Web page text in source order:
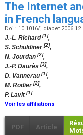
The Internet
in French
Doi : 10.1016/
J.-L. Richard[1],
S. Schuldiner[2],
N. Jourdan [2],
J.-P. Daurès [3],
D. Vannerau [1],
M. Rodier[2],
P. Lavit[1]
Voir les affiliations
PDF Article